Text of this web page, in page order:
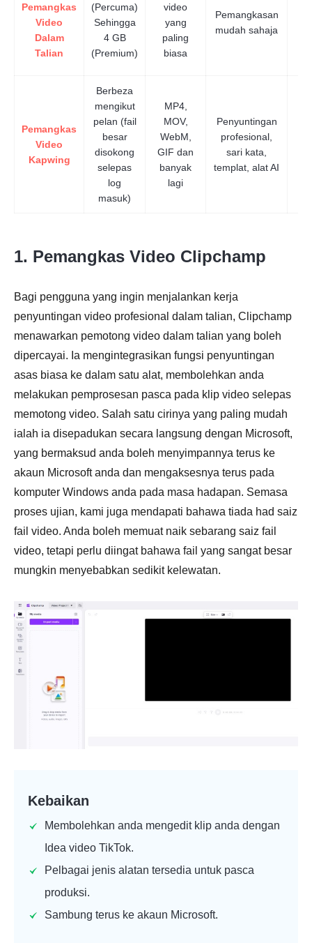
Pemangkas
Video
Dalam
Talian
(Percuma)
Sehingga
4 GB
(Premium)
video
yang
paling
biasa
Pemangkasan
mudah sahaja
Pemangkas
Video
Kapwing
Berbeza
mengikut
pelan (fail
besar
disokong
selepas
log
masuk)
MP4,
MOV,
WebM,
GIF dan
banyak
lagi
Penyuntingan
profesional,
sari kata,
templat, alat AI
1. Pemangkas Video Clipchamp
Bagi pengguna yang ingin menjalankan kerja
penyuntingan video profesional dalam talian, Clipchamp
menawarkan pemotong video dalam talian yang boleh
dipercayai. Ia mengintegrasikan fungsi penyuntingan
asas biasa ke dalam satu alat, membolehkan anda
melakukan pemprosesan pasca pada klip video selepas
memotong video. Salah satu cirinya yang paling mudah
ialah ia disepadukan secara langsung dengan Microsoft,
yang bermaksud anda boleh menyimpannya terus ke
akaun Microsoft anda dan mengaksesnya terus pada
komputer Windows anda pada masa hadapan. Semasa
proses ujian, kami juga mendapati bahawa tiada had saiz
fail video. Anda boleh memuat naik sebarang saiz fail
video, tetapi perlu diingat bahawa fail yang sangat besar
mungkin menyebabkan sedikit kelewatan.
Kebaikan
Membolehkan anda mengedit klip anda dengan
Idea video TikTok.
Pelbagai jenis alatan tersedia untuk pasca
produksi.
Sambung terus ke akaun Microsoft.